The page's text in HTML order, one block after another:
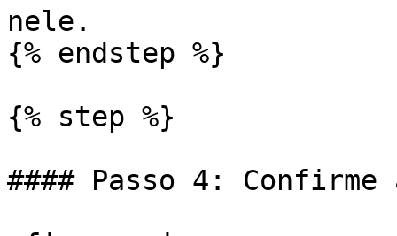
nele.
{% endstep %}
{% step %}
#### Passo 4: Confirme